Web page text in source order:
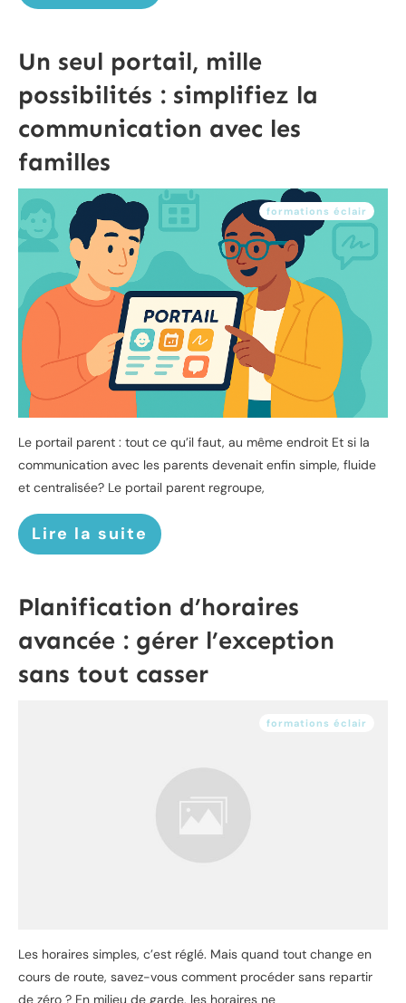
Un seul portail, mille
possibilités : simplifiez la
communication avec les
familles
formations éclair
Le portail parent : tout ce qu’il faut, au même endroit Et si la
communication avec les parents devenait enfin simple, fluide
et centralisée? Le portail parent regroupe,
Lire la suite
Planification d’horaires
avancée : gérer l’exception
sans tout casser
formations éclair
Les horaires simples, c’est réglé. Mais quand tout change en
cours de route, savez-vous comment procéder sans repartir
de zéro ? En milieu de garde, les horaires ne